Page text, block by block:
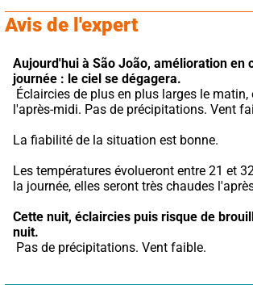
Avis de l'expert
Aujourd'hui à São João, amélioration en
journée : le ciel se dégagera.
l'après-midi. Pas de précipitations. Vent
La fiabilité de la situation est bonne.
Les températures évolueront entre 21 et
la journée, elles seront très chaudes
Cette nuit, éclaircies puis risque de
nuit.
Pas de précipitations. Vent faible.